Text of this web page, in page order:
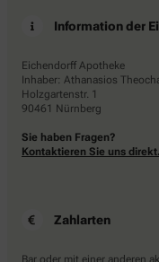
Information der
Eichendorff Apotheke
Inhaber: Athanasios
Holzgartenstr. 1
90461 Nürnberg
Sie haben Fragen?
Kontaktieren Sie uns direkt.
Zahlarten
Bar oder mit einer anderen